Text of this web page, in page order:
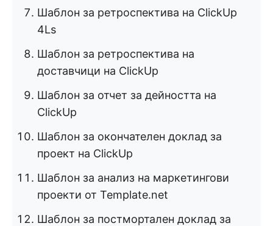
Шаблон за ретроспектива на ClickUp
4Ls
Шаблон за ретроспектива на
доставчици на ClickUp
Шаблон за отчет за дейността на
ClickUp
Шаблон за окончателен доклад за
проект на ClickUp
Шаблон за анализ на маркетингови
проекти от Template.net
Шаблон за постмортален доклад за